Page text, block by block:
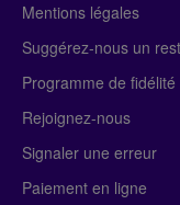
Mentions légales
Suggérez-nous un
Programme de fidélité
Rejoignez-nous
Signaler une erreur
Paiement en ligne